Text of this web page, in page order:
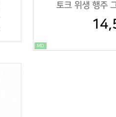
토크 위생 행주
MD